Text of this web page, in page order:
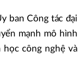
ban Công tác đại
mạnh mô hình
học công nghệ và